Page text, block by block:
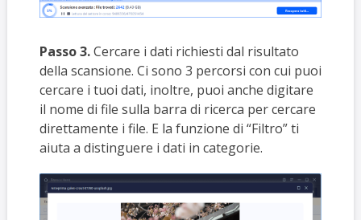
Passo 3.Cercare i dati richiesti dal risultato
della scansione. Ci sono 3 percorsi con cui puoi
cercare i tuoi dati, inoltre, puoi anche digitare
il nome di file sulla barra di ricerca per cercare
direttamente i file. E la funzione di “Filtro” ti
aiuta a distinguere i dati in categorie.